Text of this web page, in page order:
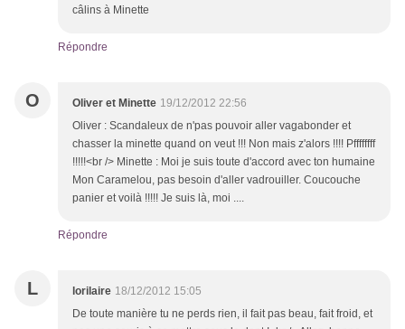
câlins à Minette
Répondre
O Oliver et Minette 19/12/2012 22:56
Oliver : Scandaleux de n'pas pouvoir aller vagabonder et
chasser la minette quand on veut !!! Non mais z'alors !!!! Pffffffff
!!!!!<br /> Minette : Moi je suis toute d'accord avec ton humaine
Mon Caramelou, pas besoin d'aller vadrouiller. Coucouche
panier et voilà !!!!! Je suis là, moi ....
Répondre
L lorilaire 18/12/2012 15:05
De toute manière tu ne perds rien, il fait pas beau, fait froid, et